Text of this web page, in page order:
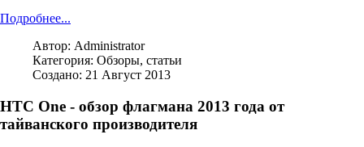
Подробнее...
Автор: Administrator
Категория: Обзоры, статьи
Создано: 21 Август 2013
HTC One - обзор флагмана 2013 года от
тайванского производителя